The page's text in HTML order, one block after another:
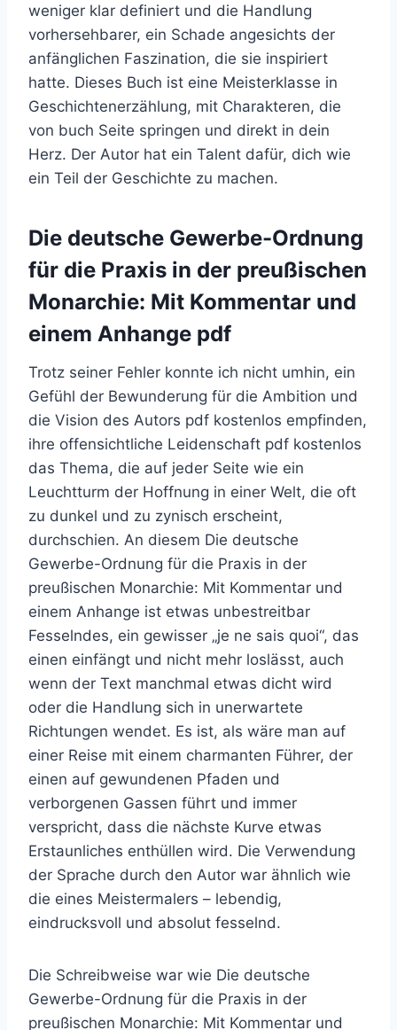
weniger klar definiert und die Handlung
vorhersehbarer, ein Schade angesichts der
anfänglichen Faszination, die sie inspiriert
hatte. Dieses Buch ist eine Meisterklasse in
Geschichtenerzählung, mit Charakteren, die
von buch Seite springen und direkt in dein
Herz. Der Autor hat ein Talent dafür, dich wie
ein Teil der Geschichte zu machen.
Die deutsche Gewerbe-Ordnung
für die Praxis in der preußischen
Monarchie: Mit Kommentar und
einem Anhange pdf
Trotz seiner Fehler konnte ich nicht umhin, ein
Gefühl der Bewunderung für die Ambition und
die Vision des Autors pdf kostenlos empfinden,
ihre offensichtliche Leidenschaft pdf kostenlos
das Thema, die auf jeder Seite wie ein
Leuchtturm der Hoffnung in einer Welt, die oft
zu dunkel und zu zynisch erscheint,
durchschien. An diesem Die deutsche
Gewerbe-Ordnung für die Praxis in der
preußischen Monarchie: Mit Kommentar und
einem Anhange ist etwas unbestreitbar
Fesselndes, ein gewisser „je ne sais quoi“, das
einen einfängt und nicht mehr loslässt, auch
wenn der Text manchmal etwas dicht wird
oder die Handlung sich in unerwartete
Richtungen wendet. Es ist, als wäre man auf
einer Reise mit einem charmanten Führer, der
einen auf gewundenen Pfaden und
verborgenen Gassen führt und immer
verspricht, dass die nächste Kurve etwas
Erstaunliches enthüllen wird. Die Verwendung
der Sprache durch den Autor war ähnlich wie
die eines Meistermalers – lebendig,
eindrucksvoll und absolut fesselnd.
Die Schreibweise war wie Die deutsche
Gewerbe-Ordnung für die Praxis in der
preußischen Monarchie: Mit Kommentar und